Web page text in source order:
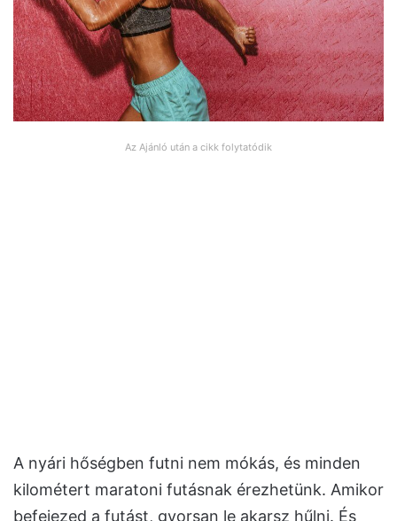
Az Ajánló után a cikk folytatódik
A nyári hőségben futni nem mókás, és minden
kilométert maratoni futásnak érezhetünk. Amikor
befejezed a futást, gyorsan le akarsz hűlni. És